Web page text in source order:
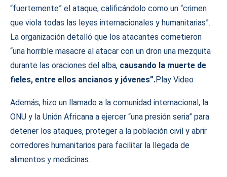
“fuertemente” el ataque, calificándolo como un “crimen
que viola todas las leyes internacionales y humanitarias”.
La organización detalló que los atacantes cometieron
“una horrible masacre al atacar con un dron una mezquita
durante las oraciones del alba, causando la muerte de
fieles, entre ellos ancianos y jóvenes”.Play Video
Además, hizo un llamado a la comunidad internacional, la
ONU y la Unión Africana a ejercer “una presión seria” para
detener los ataques, proteger a la población civil y abrir
corredores humanitarios para facilitar la llegada de
alimentos y medicinas.